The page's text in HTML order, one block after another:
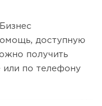
доступную
получить
или по телефону